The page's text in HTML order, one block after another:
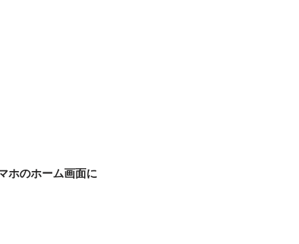
ホのホーム画面に